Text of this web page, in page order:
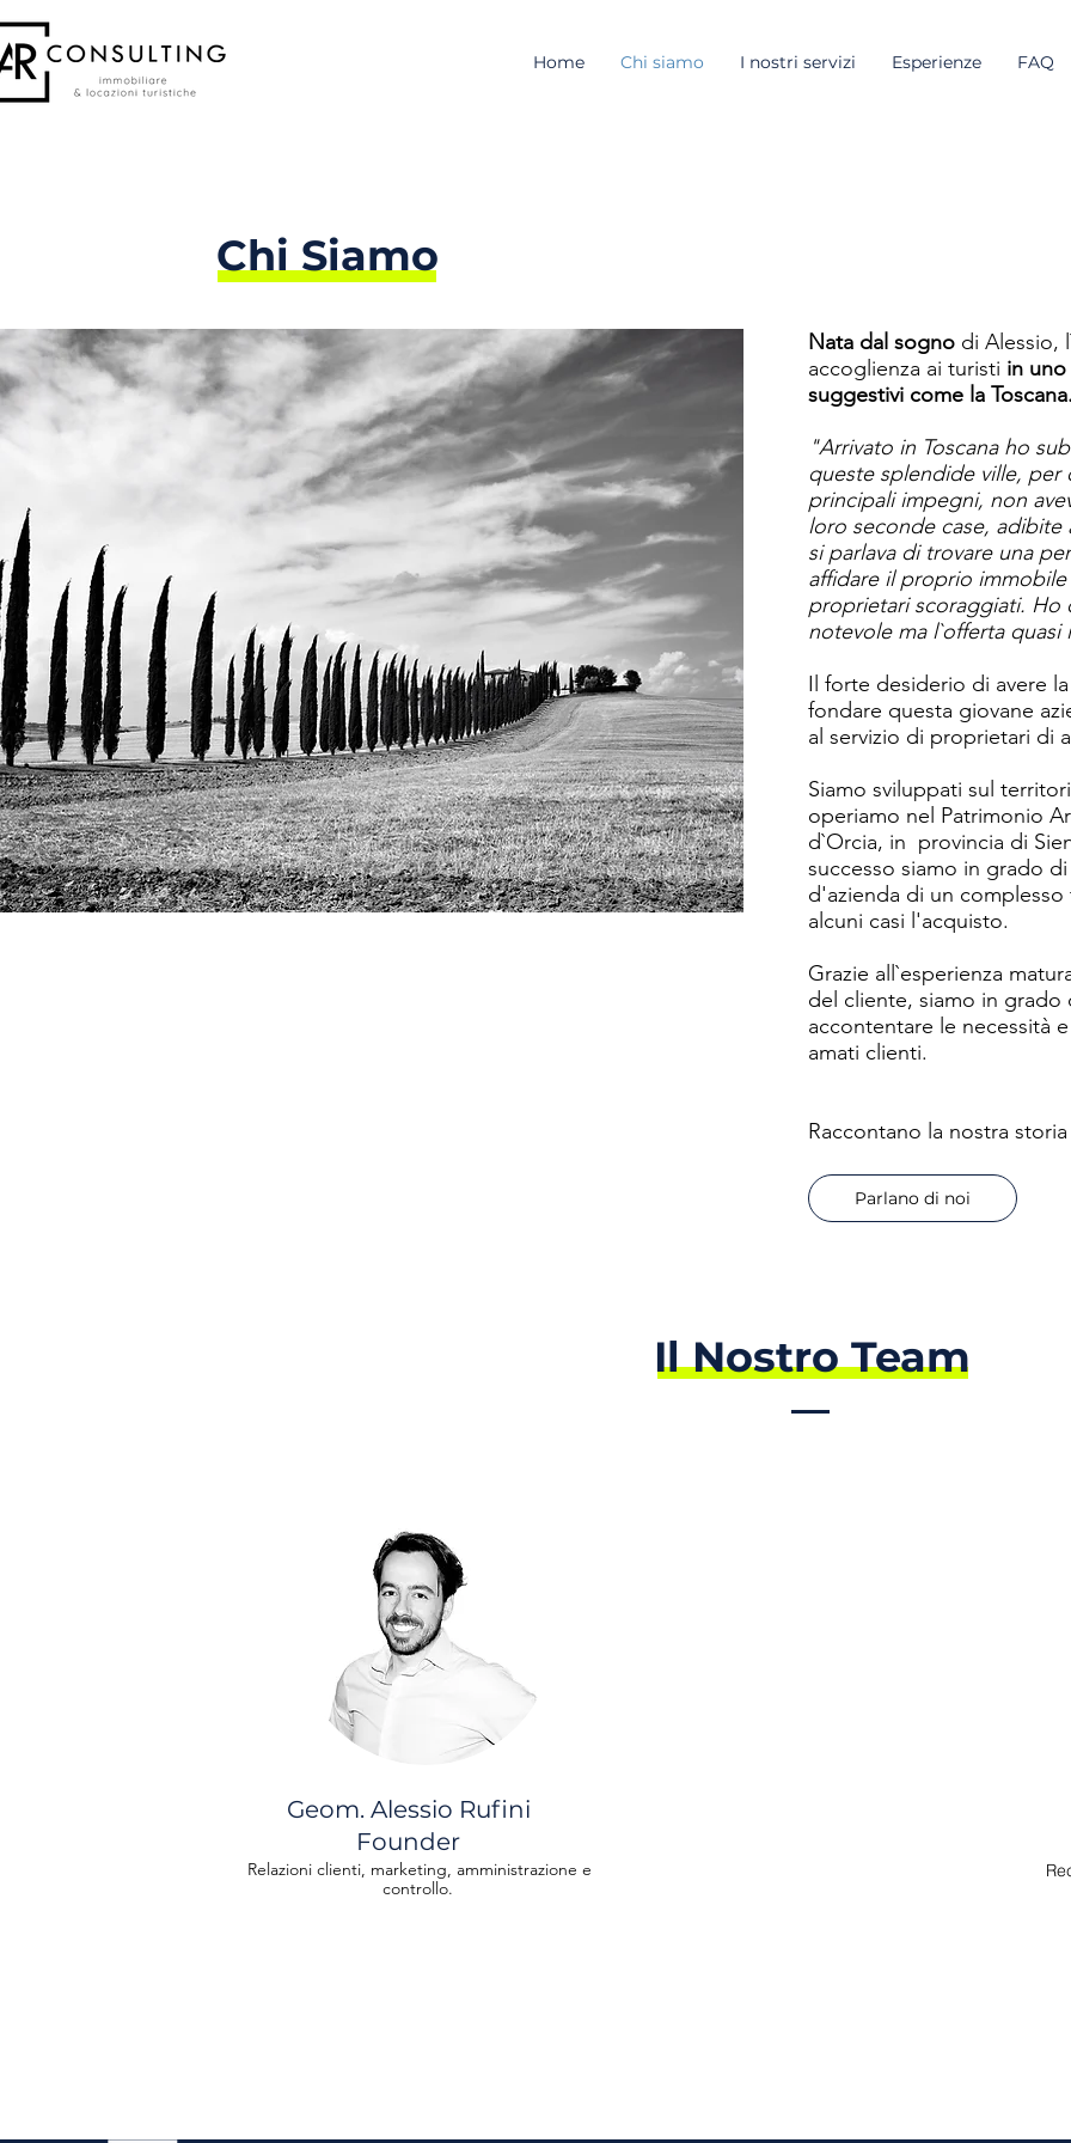
Home Chi siamo I nostri servizi Esperienze FAQ
Chi Siamo
Nata dal sogno di Alessio,
accoglienza ai turisti in
suggestivi come la
"Arrivato in Toscana ho
queste splendide ville,
principali impegni, non
loro seconde case,
si parlava di trovare una
affidare il proprio
proprietari scoraggiati. Ho
notevole ma l`offerta quasi
Il forte desiderio di avere
fondare questa giovane
al servizio di proprietari di
Siamo sviluppati sul
operiamo nel Patrimonio
d`Orcia, in provincia di
successo siamo in grado
d'azienda di un
alcuni casi l'acquisto.
Grazie all`esperienza
del cliente, siamo in grado
accontentare le necessità
amati clienti.
Raccontano la nostra
Parlano di noi
Il Nostro Team
Geom. Alessio Rufini
Founder
Relazioni clienti, marketing, amministrazione e
controllo.